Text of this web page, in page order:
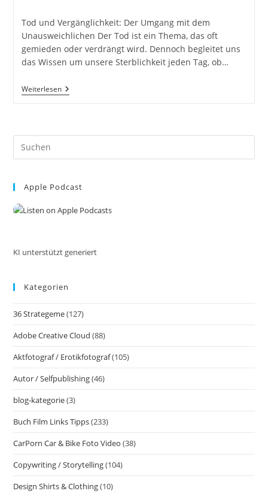
Tod und Vergänglichkeit: Der Umgang mit dem
Unausweichlichen Der Tod ist ein Thema, das oft
gemieden oder verdrängt wird. Dennoch begleitet uns
das Wissen um unsere Sterblichkeit jeden Tag, ob…
WeiterlesenTod
Und
Mit
Wenn
Gedanken
Auf
Ich,
Und
Zitate
Und
#GedankenZumLeben
Apple Podcast
KI unterstützt generiert
Kategorien
36 Strategeme(127)
Adobe Creative Cloud (88)
Aktfotograf / Erotikfotograf(105)
Autor / Selfpublishing(46)
blog-kategorie(3)
Buch Film Links Tipps(233)
CarPorn Car & Bike Foto Video (38)
Copywriting / Storytelling(104)
Design Shirts & Clothing(10)